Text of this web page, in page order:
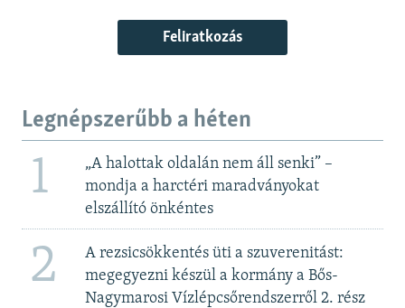
Feliratkozás
Legnépszerűbb a héten
1
„A halottak oldalán nem áll senki” –
mondja a harctéri maradványokat
elszállító önkéntes
2
A rezsicsökkentés üti a szuverenitást:
megegyezni készül a kormány a Bős-
Nagymarosi Vízlépcsőrendszerről 2. rész